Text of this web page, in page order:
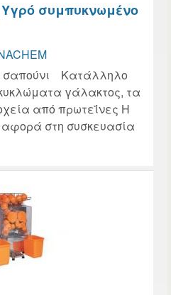
συμπυκνωμένο
σαπούνι Κατάλληλο
γάλακτος, τα
από πρωτεΐνες Η
στη συσκευασία